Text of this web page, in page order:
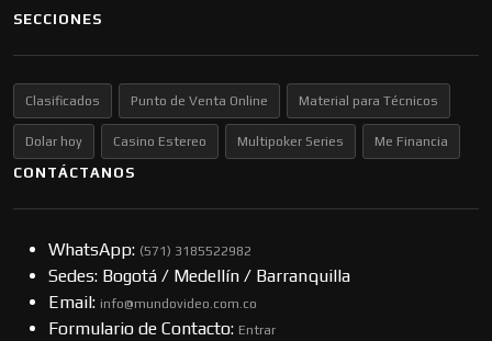
SECCIONES
Clasificados Punto de Venta Online Material para Técnicos
Dolar hoy Casino Estereo Multipoker Series Me Financia
CONTÁCTANOS
WhatsApp: (57​​1) 3185522982
Sedes: Bogotá / Medellín / Barranquilla
Email: info@mundovideo.com.co
Formulario de Contacto: Entrar